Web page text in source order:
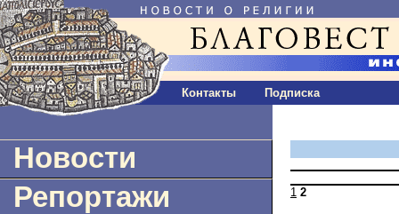
Контакты Подписка
Новости
Репортажи
1 2